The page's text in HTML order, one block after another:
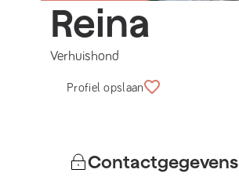
Reina
Verhuishond
Profiel opslaan
Contactgegevens